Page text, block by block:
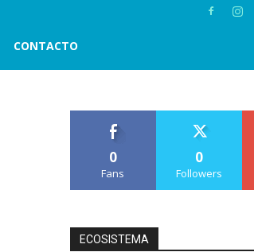
CONTACTO
0
Fans
0
Followers
ECOSISTEMA